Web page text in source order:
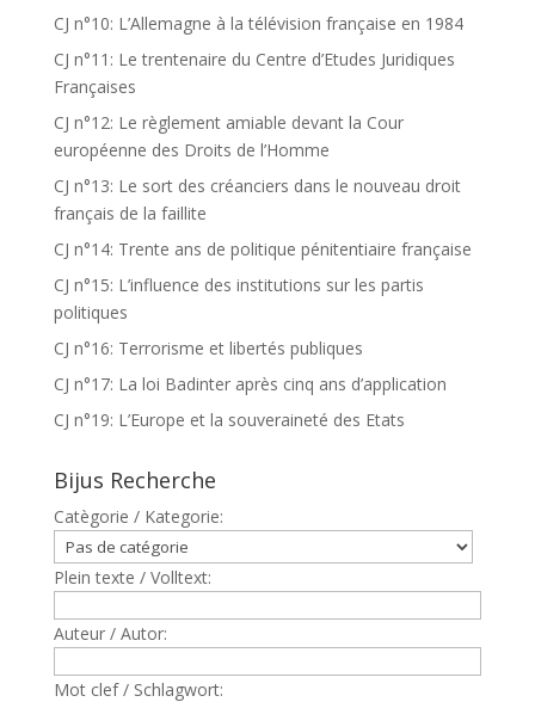
CJ n°10: L’Allemagne à la télévision française en 1984
CJ n°11: Le trentenaire du Centre d’Etudes Juridiques
Françaises
CJ n°12: Le règlement amiable devant la Cour
européenne des Droits de l’Homme
CJ n°13: Le sort des créanciers dans le nouveau droit
français de la faillite
CJ n°14: Trente ans de politique pénitentiaire française
CJ n°15: L’influence des institutions sur les partis
politiques
CJ n°16: Terrorisme et libertés publiques
CJ n°17: La loi Badinter après cinq ans d’application
CJ n°19: L’Europe et la souveraineté des Etats
Bijus Recherche
Catègorie / Kategorie:
Plein texte / Volltext:
Auteur / Autor:
Mot clef / Schlagwort: